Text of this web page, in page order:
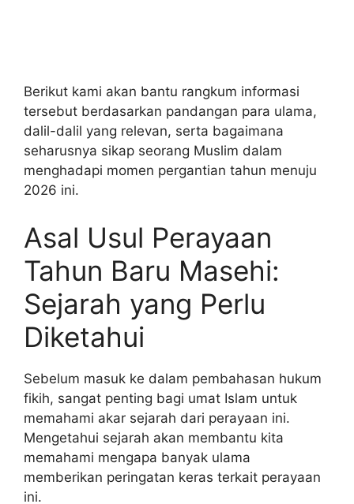
Berikut kami akan bantu rangkum informasi
tersebut berdasarkan pandangan para ulama,
dalil-dalil yang relevan, serta bagaimana
seharusnya sikap seorang Muslim dalam
menghadapi momen pergantian tahun menuju
2026 ini.
Asal Usul Perayaan
Tahun Baru Masehi:
Sejarah yang Perlu
Diketahui
Sebelum masuk ke dalam pembahasan hukum
fikih, sangat penting bagi umat Islam untuk
memahami akar sejarah dari perayaan ini.
Mengetahui sejarah akan membantu kita
memahami mengapa banyak ulama
memberikan peringatan keras terkait perayaan
ini.